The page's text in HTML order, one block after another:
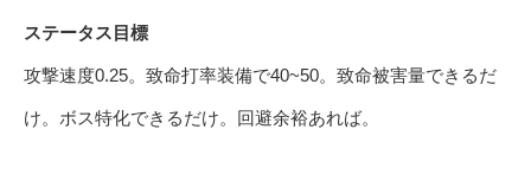
ステータス目標
攻撃速度0.25。致命打率装備で40~50。致命被害量できるだ
け。ボス特化できるだけ。回避余裕あれば。